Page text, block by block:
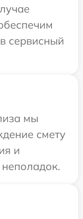
сервисный
мы
смету
и